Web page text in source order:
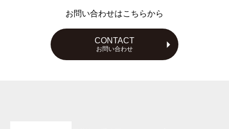
キャンプダイヤル 070-3622-0001へお問い合わせく
お問い合わせはこちらから
CONTACT
お問い合わせ